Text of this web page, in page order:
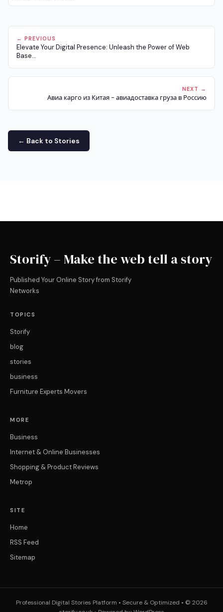
← PREVIOUS
Elevate Your Digital Presence: Unleash the Power of Web
Base...
NEXT →
Авиа карго из Китая - авиадоставка груза в Россию
← Back to Stories
Storify – Make the web tell a story
Published Your Online Story from Storify
Networks
TOPICS
Storify
blog
stories
business
Furniture Experts Movers
MORE
Business
Internet & Online Businesses
Shopping & Product Reviews
Metrop
SITE
Home
RSS Feed
Sitemap
Professional Digital Stories Platform • Secure & Optimized • © 2026